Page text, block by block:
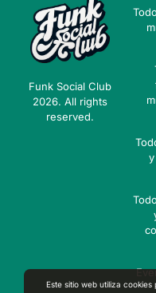
Este sitio web utiliza
Funk Social Club
2026. All rights
reserved.